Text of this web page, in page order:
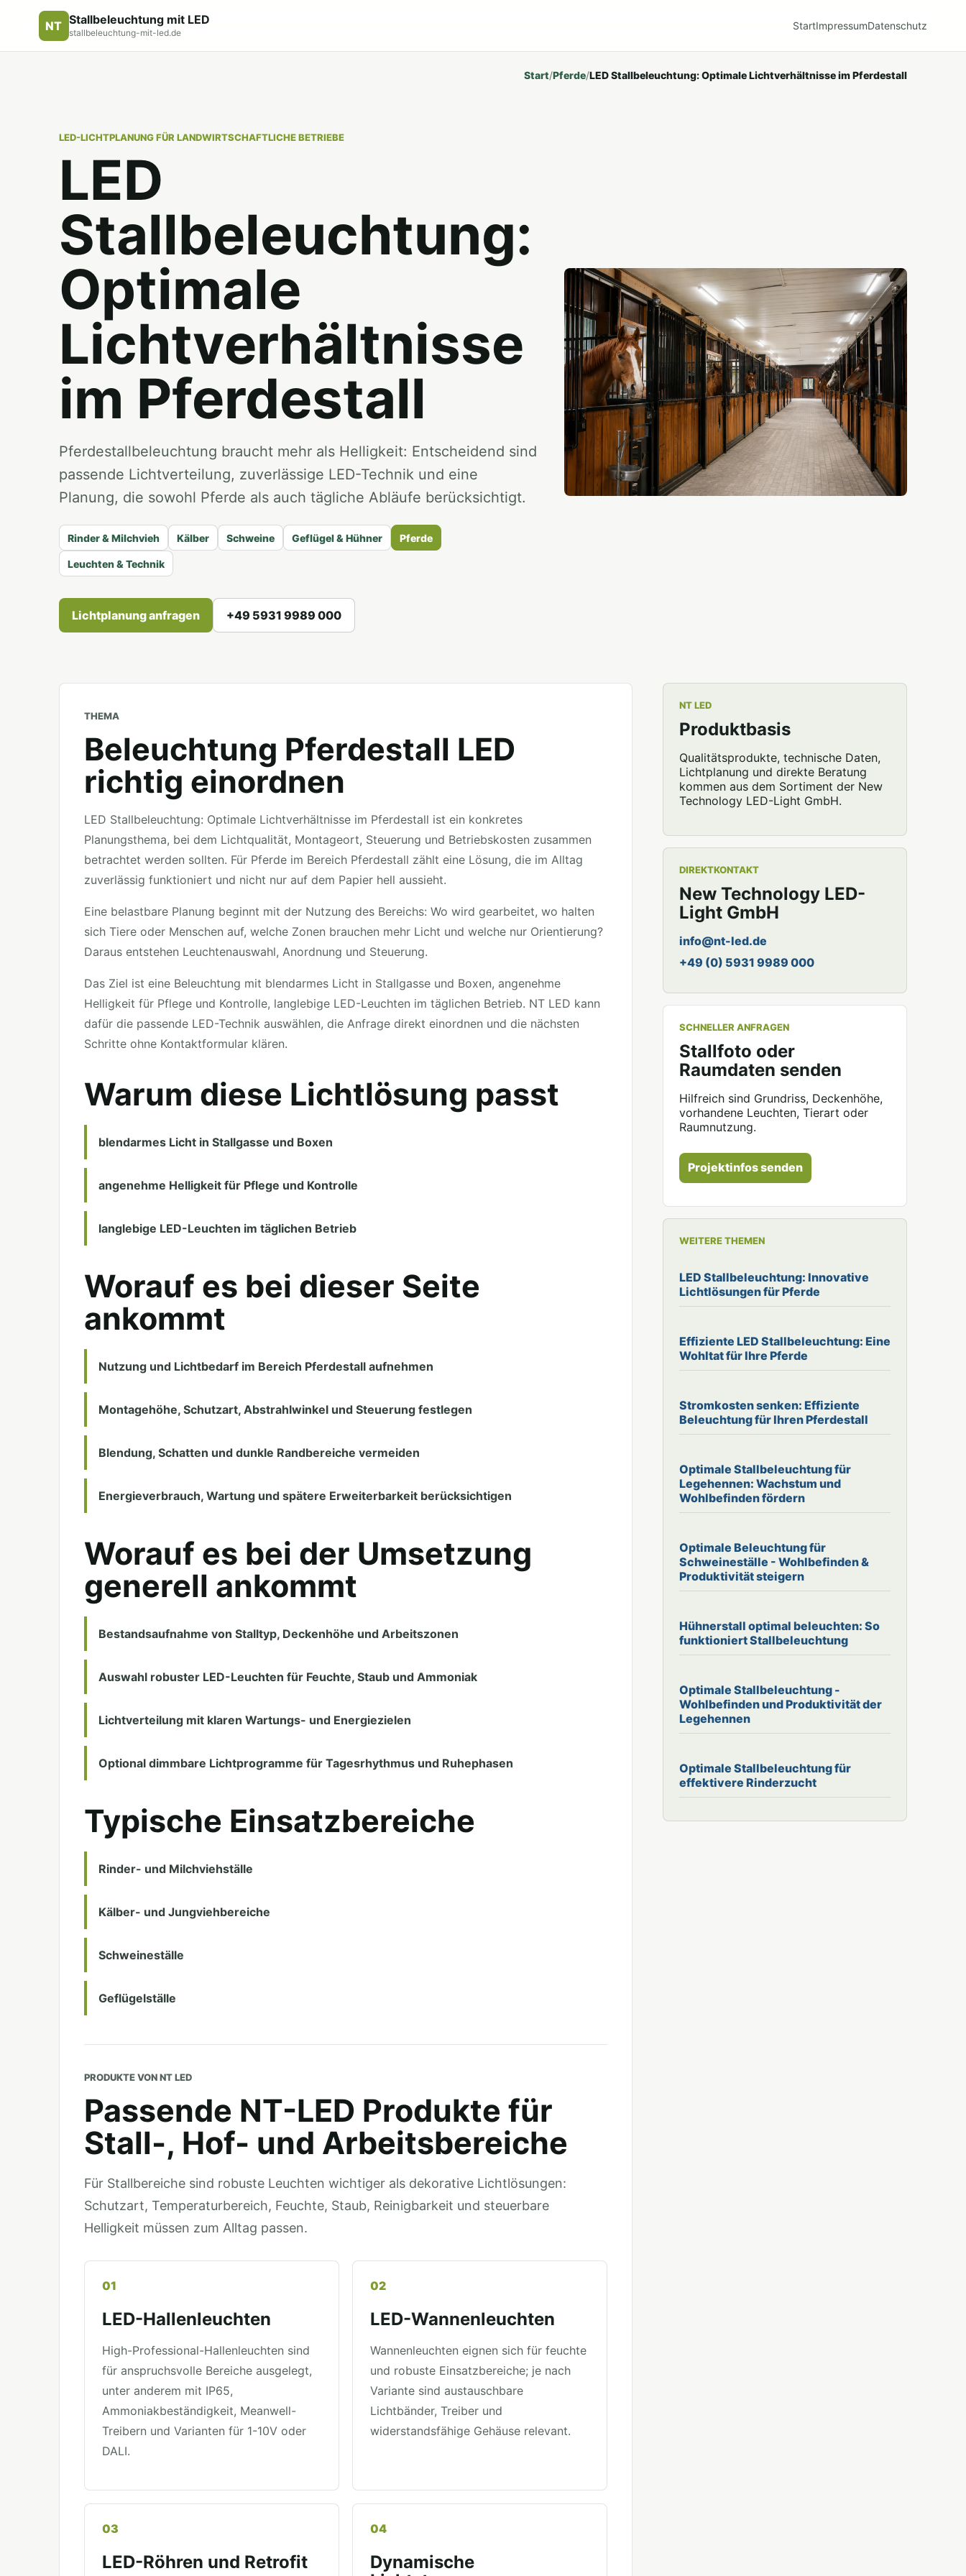
NT Stallbeleuchtung mit LED
stallbeleuchtung-mit-led.de
StartImpressumDatenschutz
Start/Pferde/LED Stallbeleuchtung: Optimale Lichtverhältnisse im Pferdestall
LED-LICHTPLANUNG FÜR LANDWIRTSCHAFTLICHE BETRIEBE
LED
Stallbeleuchtung:
Optimale
Lichtverhältnisse
im Pferdestall
Pferdestallbeleuchtung braucht mehr als Helligkeit: Entscheidend sind
passende Lichtverteilung, zuverlässige LED-Technik und eine
Planung, die sowohl Pferde als auch tägliche Abläufe berücksichtigt.
Rinder & Milchvieh Kälber Schweine Geflügel & Hühner Pferde
Leuchten & Technik
Lichtplanung anfragen +49 5931 9989 000
THEMA
Beleuchtung Pferdestall LED
richtig einordnen
LED Stallbeleuchtung: Optimale Lichtverhältnisse im Pferdestall ist ein konkretes
Planungsthema, bei dem Lichtqualität, Montageort, Steuerung und Betriebskosten zusammen
betrachtet werden sollten. Für Pferde im Bereich Pferdestall zählt eine Lösung, die im Alltag
zuverlässig funktioniert und nicht nur auf dem Papier hell aussieht.
Eine belastbare Planung beginnt mit der Nutzung des Bereichs: Wo wird gearbeitet, wo halten
sich Tiere oder Menschen auf, welche Zonen brauchen mehr Licht und welche nur Orientierung?
Daraus entstehen Leuchtenauswahl, Anordnung und Steuerung.
Das Ziel ist eine Beleuchtung mit blendarmes Licht in Stallgasse und Boxen, angenehme
Helligkeit für Pflege und Kontrolle, langlebige LED-Leuchten im täglichen Betrieb. NT LED kann
dafür die passende LED-Technik auswählen, die Anfrage direkt einordnen und die nächsten
Schritte ohne Kontaktformular klären.
Warum diese Lichtlösung passt
blendarmes Licht in Stallgasse und Boxen
angenehme Helligkeit für Pflege und Kontrolle
langlebige LED-Leuchten im täglichen Betrieb
Worauf es bei dieser Seite
ankommt
Nutzung und Lichtbedarf im Bereich Pferdestall aufnehmen
Montagehöhe, Schutzart, Abstrahlwinkel und Steuerung festlegen
Blendung, Schatten und dunkle Randbereiche vermeiden
Energieverbrauch, Wartung und spätere Erweiterbarkeit berücksichtigen
Worauf es bei der Umsetzung
generell ankommt
Bestandsaufnahme von Stalltyp, Deckenhöhe und Arbeitszonen
Auswahl robuster LED-Leuchten für Feuchte, Staub und Ammoniak
Lichtverteilung mit klaren Wartungs- und Energiezielen
Optional dimmbare Lichtprogramme für Tagesrhythmus und Ruhephasen
Typische Einsatzbereiche
Rinder- und Milchviehställe
Kälber- und Jungviehbereiche
Schweineställe
Geflügelställe
PRODUKTE VON NT LED
Passende NT-LED Produkte für
Stall-, Hof- und Arbeitsbereiche
Für Stallbereiche sind robuste Leuchten wichtiger als dekorative Lichtlösungen:
Schutzart, Temperaturbereich, Feuchte, Staub, Reinigbarkeit und steuerbare
Helligkeit müssen zum Alltag passen.
01
LED-Hallenleuchten
High-Professional-Hallenleuchten sind
für anspruchsvolle Bereiche ausgelegt,
unter anderem mit IP65,
Ammoniakbeständigkeit, Meanwell-
Treibern und Varianten für 1-10V oder
DALI.
02
LED-Wannenleuchten
Wannenleuchten eignen sich für feuchte
und robuste Einsatzbereiche; je nach
Variante sind austauschbare
Lichtbänder, Treiber und
widerstandsfähige Gehäuse relevant.
03
LED-Röhren und Retrofit
04
Dynamische
NT LED
Produktbasis
Qualitätsprodukte, technische Daten,
Lichtplanung und direkte Beratung
kommen aus dem Sortiment der New
Technology LED-Light GmbH.
DIREKTKONTAKT
New Technology LED-
Light GmbH
info@nt-led.de
+49 (0) 5931 9989 000
SCHNELLER ANFRAGEN
Stallfoto oder
Raumdaten senden
Hilfreich sind Grundriss, Deckenhöhe,
vorhandene Leuchten, Tierart oder
Raumnutzung.
Projektinfos senden
WEITERE THEMEN
LED Stallbeleuchtung: Innovative
Lichtlösungen für Pferde
Effiziente LED Stallbeleuchtung: Eine
Wohltat für Ihre Pferde
Stromkosten senken: Effiziente
Beleuchtung für Ihren Pferdestall
Optimale Stallbeleuchtung für
Legehennen: Wachstum und
Wohlbefinden fördern
Optimale Beleuchtung für
Schweineställe - Wohlbefinden &
Produktivität steigern
Hühnerstall optimal beleuchten: So
funktioniert Stallbeleuchtung
Optimale Stallbeleuchtung -
Wohlbefinden und Produktivität der
Legehennen
Optimale Stallbeleuchtung für
effektivere Rinderzucht